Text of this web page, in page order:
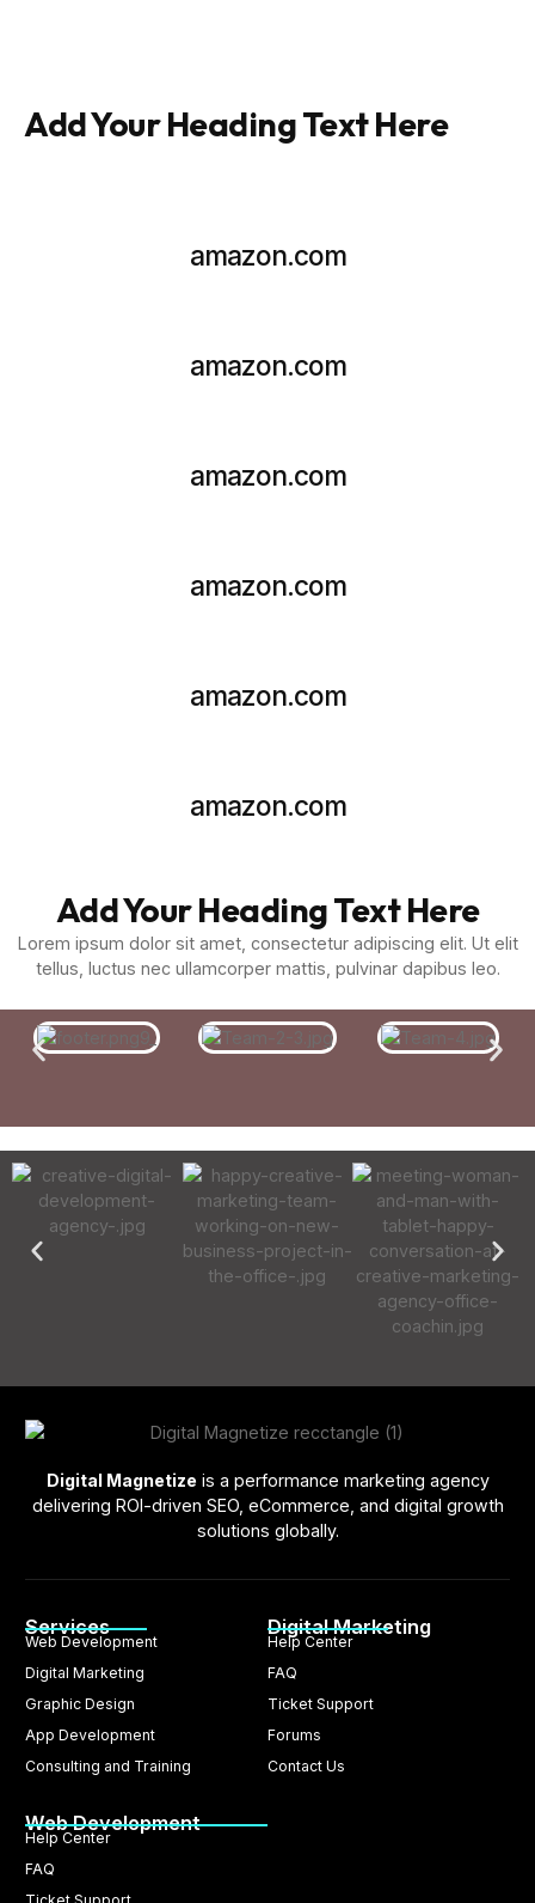
Add Your Heading Text Here
amazon.com
amazon.com
amazon.com
amazon.com
amazon.com
amazon.com
Add Your Heading Text Here
Lorem ipsum dolor sit amet, consectetur adipiscing elit. Ut elit
tellus, luctus nec ullamcorper mattis, pulvinar dapibus leo.
Digital Magnetize is a performance marketing agency
delivering ROI-driven SEO, eCommerce, and digital growth
solutions globally.
Services
Web Development
Digital Marketing
Graphic Design
App Development
Consulting and Training
Digital Marketing
Help Center
FAQ
Ticket Support
Forums
Contact Us
Web Development
Help Center
FAQ